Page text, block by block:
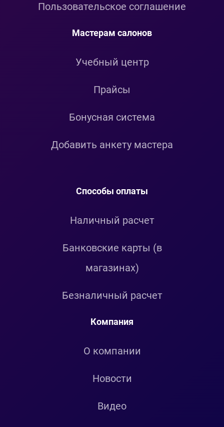
Пользовательское соглашение
Мастерам салонов
Учебный центр
Прайсы
Бонусная система
Добавить анкету мастера
Способы оплаты
Наличный расчет
Банковские карты (в
магазинах)
Безналичный расчет
Компания
О компании
Новости
Видео